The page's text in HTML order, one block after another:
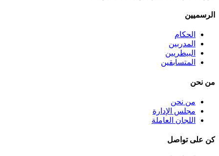
الرسميين
الحكام
المدربين
البيطريين
المتسابقين
من نحن
من نحن
مجلس الإدارة
اللجان العاملة
كن على تواصل